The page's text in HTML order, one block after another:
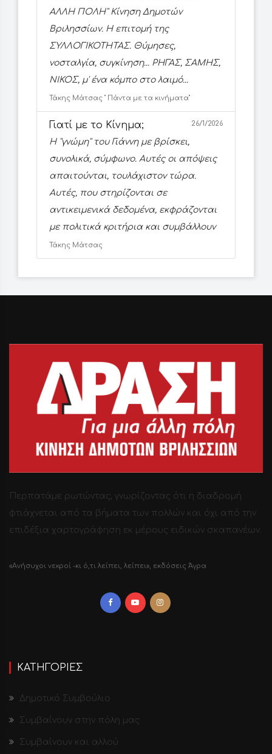
ΑΛΛΗ ΠΟΛΗ'' Κίνηση Δημοτών
Βριλησσίων. Η επιτομή της
ΣΥΛΛΟΓΙΚΟΤΗΤΑΣ. Θύμησες,
νοσταλγία, συγκίνηση... ΡΗΓΑΣ, ΣΑΜΗΣ,
ΝΙΚΟΣ, μ' ένα κόμπο στο λαιμό...
Τάκης Μάτσας '' Πάντα με τα κινήματα''
Γιατί με το Κίνημα; 26/1/2026
Η ''γνώμη'' του Γιάννη με βρίσκει,
συνολικά, σύμφωνο. Αυτές οι απόψεις
απαιτούνται, τουλάχιστον τώρα.
Αυτές, που στηρίζονται σε
αντικειμενικά δεδομένα, εκφράζονται
με πολιτικά κριτήρια και συμβάλλουν
Τάκης Μάτσας
Περπατάμε ρωτώντας, γνωρίζοντας ότι η διαδρομή
φτιάχνεται από τα βήματα των πολλών και όχι από την
επιδέξια χαρτογράφηση εκ μέρους ειδικών σκαπανέων.
«Ανήσυχοι νεκροί -κι ό,τι λείπει, λείπει», εκδόσεις Άγρα
ΚΑΤΗΓΟΡΙΕΣ
Δημοτικό Συμβούλιο
Συμβαίνουν στην πόλη μας
Συμβαίνουν και αλλού